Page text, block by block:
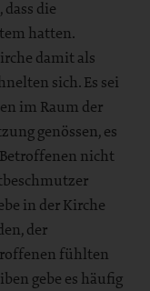
die
hatten.
damit als
sich. Es sei
im Raum der
genössen, es
nicht
in der Kirche
der
fühlten
gebe es häufig